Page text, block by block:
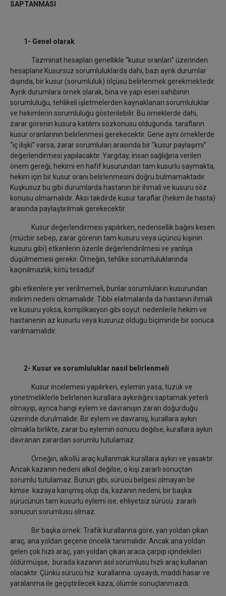
SAPTANMASI
1- Genel olarak
Tazminat hesapları genellikle “kusur oranları” üzerinden
hesaplanır.Kusursuz sorumluluklarda dahi, bazı ayrık durumlar
dışında, bir kusur (sorumluluk) ölçüsü belirlenmek gerekmektedir.
Ayrık durumlara örnek olarak, bina ve yapı eseri sahibinin
sorumluluğu, tehlikeli işletmelerden kaynaklanan sorumluluklar
ve hekimlerin sorumluluğu gösterilebilir. Bu örneklerde dahi,
zarar görenin kusura katılımı sözkonusu olduğunda. tarafların
kusur oranlarının belirlenmesi gerekecektir. Gene aynı örneklerde
“iç ilişki” varsa, zarar sorumluları arasında bir “kusur paylaşımı”
değerlendirmesi yapılacaktır. Yargıtay, insan sağlığına verilen
önem gereği, hekimi en hafif kusurundan tam kusurlu saymakta,
hekim için bir kusur oranı belirlenmesini doğru bulmamaktadır.
Kuşkusuz bu gibi durumlarda hastanın bir ihmali ve kusuru söz
konusu olmamalıdır. Aksi takdirde kusur taraflar (hekim ile hasta)
arasında paylaştırılmak gerekecektir.
Kusur değerlendirmesi yapılırken, nedensellik bağını kesen
(mücbir sebep, zarar görenin tam kusuru veya üçüncü kişinin
kusuru gibi) etkenlerin özenle değerlendirilmesi ve yanlışa
düşülmemesi gerekir. Örneğin, tehlike sorumluluklarında
kaçınılmazlık, kötü tesadüf
gibi etkenlere yer verilmemeli, bunlar sorumluların kusurundan
indirim nedeni olmamalıdır. Tıbbi elatmalarda da hastanın ihmali
ve kusuru yoksa, komplikasyon gibi soyut nedenlerle hekim ve
hastanenin az kusurlu veya kusuruz olduğu biçiminde bir sonuca
varılmamalıdır.
2- Kusur ve sorumluluklar nasıl belirlenmeli
Kusur incelemesi yapılırken, eylemin yasa, tüzük ve
yönetmeliklerle belirlenen kurallara aykırılığını saptamak yeterli
olmayıp, ayrıca hangi eylem ve davranışın zararı doğurduğu
üzerinde durulmalıdır. Bir eylem ve davranış, kurallara aykırı
olmakla birlikte, zarar bu eylemin sonucu değilse, kurallara aykırı
davranan zarardan sorumlu tutulamaz.
Örneğin, alkollü araç kullanmak kurallara aykırı ve yasaktır.
Ancak kazanın nedeni alkol değilse, o kişi zararlı sonuçtan
sorumlu tutulamaz. Bunun gibi, sürücü belgesi olmayan bir
kimse kazaya karışmış olup da, kazanın nedeni, bir başka
sürücünün tam kusurlu eylemi ise, ehliyetsiz sürücü zararlı
sonucun sorumlusu olmaz.
Bir başka örnek: Trafik kurallarına göre, yan yoldan çıkan
araç, ana yoldan geçene öncelik tanımalıdır. Ancak ana yoldan
gelen çok hızlı araç, yan yoldan çıkan araca çarpıp içindekileri
öldürmüşse, burada kazanın asıl sorumlusu hızlı araç kullanan
olacaktır. Çünkü sürücü hız kurallarına uysaydı, maddi hasar ve
yaralanma ile geçiştirilecek kaza, ölümle sonuçlanmazdı.